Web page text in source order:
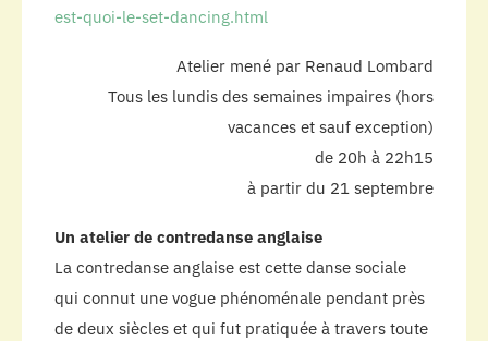
est-quoi-le-set-dancing.html
Atelier mené par Renaud Lombard
Tous les lundis des semaines impaires (hors
vacances et sauf exception)
de 20h à 22h15
à partir du 21 septembre
Un atelier de contredanse anglaise
La contredanse anglaise est cette danse sociale
qui connut une vogue phénoménale pendant près
de deux siècles et qui fut pratiquée à travers toute